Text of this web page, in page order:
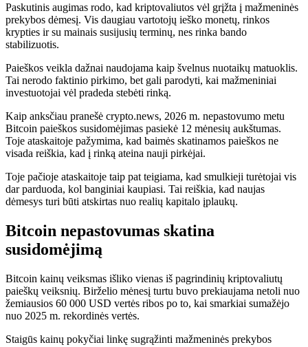
Paskutinis augimas rodo, kad kriptovaliutos vėl grįžta į mažmeninės
prekybos dėmesį. Vis daugiau vartotojų ieško monetų, rinkos
krypties ir su mainais susijusių terminų, nes rinka bando
stabilizuotis.
Paieškos veikla dažnai naudojama kaip švelnus nuotaikų matuoklis.
Tai nerodo faktinio pirkimo, bet gali parodyti, kai mažmeniniai
investuotojai vėl pradeda stebėti rinką.
Kaip anksčiau pranešė crypto.news, 2026 m. nepastovumo metu
Bitcoin paieškos susidomėjimas pasiekė 12 mėnesių aukštumas.
Toje ataskaitoje pažymima, kad baimės skatinamos paieškos ne
visada reiškia, kad į rinką ateina nauji pirkėjai.
Toje pačioje ataskaitoje taip pat teigiama, kad smulkieji turėtojai vis
dar parduoda, kol banginiai kaupiasi. Tai reiškia, kad naujas
dėmesys turi būti atskirtas nuo realių kapitalo įplaukų.
Bitcoin nepastovumas skatina
susidomėjimą
Bitcoin kainų veiksmas išliko vienas iš pagrindinių kriptovaliutų
paieškų veiksnių. Birželio mėnesį turtu buvo prekiaujama netoli nuo
žemiausios 60 000 USD vertės ribos po to, kai smarkiai sumažėjo
nuo 2025 m. rekordinės vertės.
Staigūs kainų pokyčiai linkę sugrąžinti mažmeninės prekybos